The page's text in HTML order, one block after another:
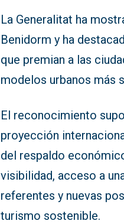
La Generalitat ha
Benidorm y ha
que premian a las
modelos urbanos más
El reconocimiento
proyección
del respaldo
visibilidad, acceso a
referentes y nuevas
turismo sostenible.